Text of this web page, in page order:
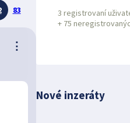
83
⋮
3 registrovaní
+ 75
Nové inzeráty